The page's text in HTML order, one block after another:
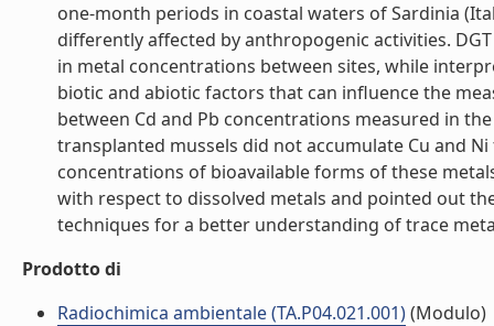
one-month periods in coastal waters of Sardinia
differently affected by anthropogenic activities.
in metal concentrations between sites, while
biotic and abiotic factors that can influence the
between Cd and Pb concentrations measured in
transplanted mussels did not accumulate Cu and
concentrations of bioavailable forms of these
with respect to dissolved metals and pointed out
techniques for a better understanding of trace
Prodotto di
Radiochimica ambientale (TA.P04.021.001)(Modulo)